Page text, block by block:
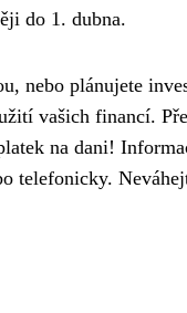
do 1. dubna.
nebo plánujete
vašich financí.
na dani!
telefonicky.